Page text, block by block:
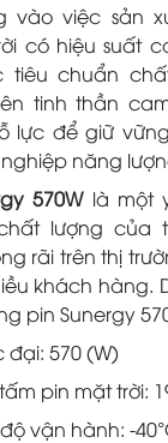
vào việc sản
có hiệu suất
chuẩn
tinh thần
lực để giữ
năng
570Wlà một
lượng của
rãi trên thị
khách hàng.
pin Sunergy
570 (W)
pin mặt trời:
vận hành: -